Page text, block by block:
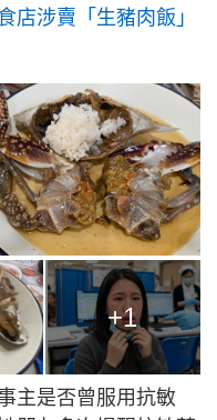
店涉賣「生豬肉飯」
+1
主是否曾服用抗敏